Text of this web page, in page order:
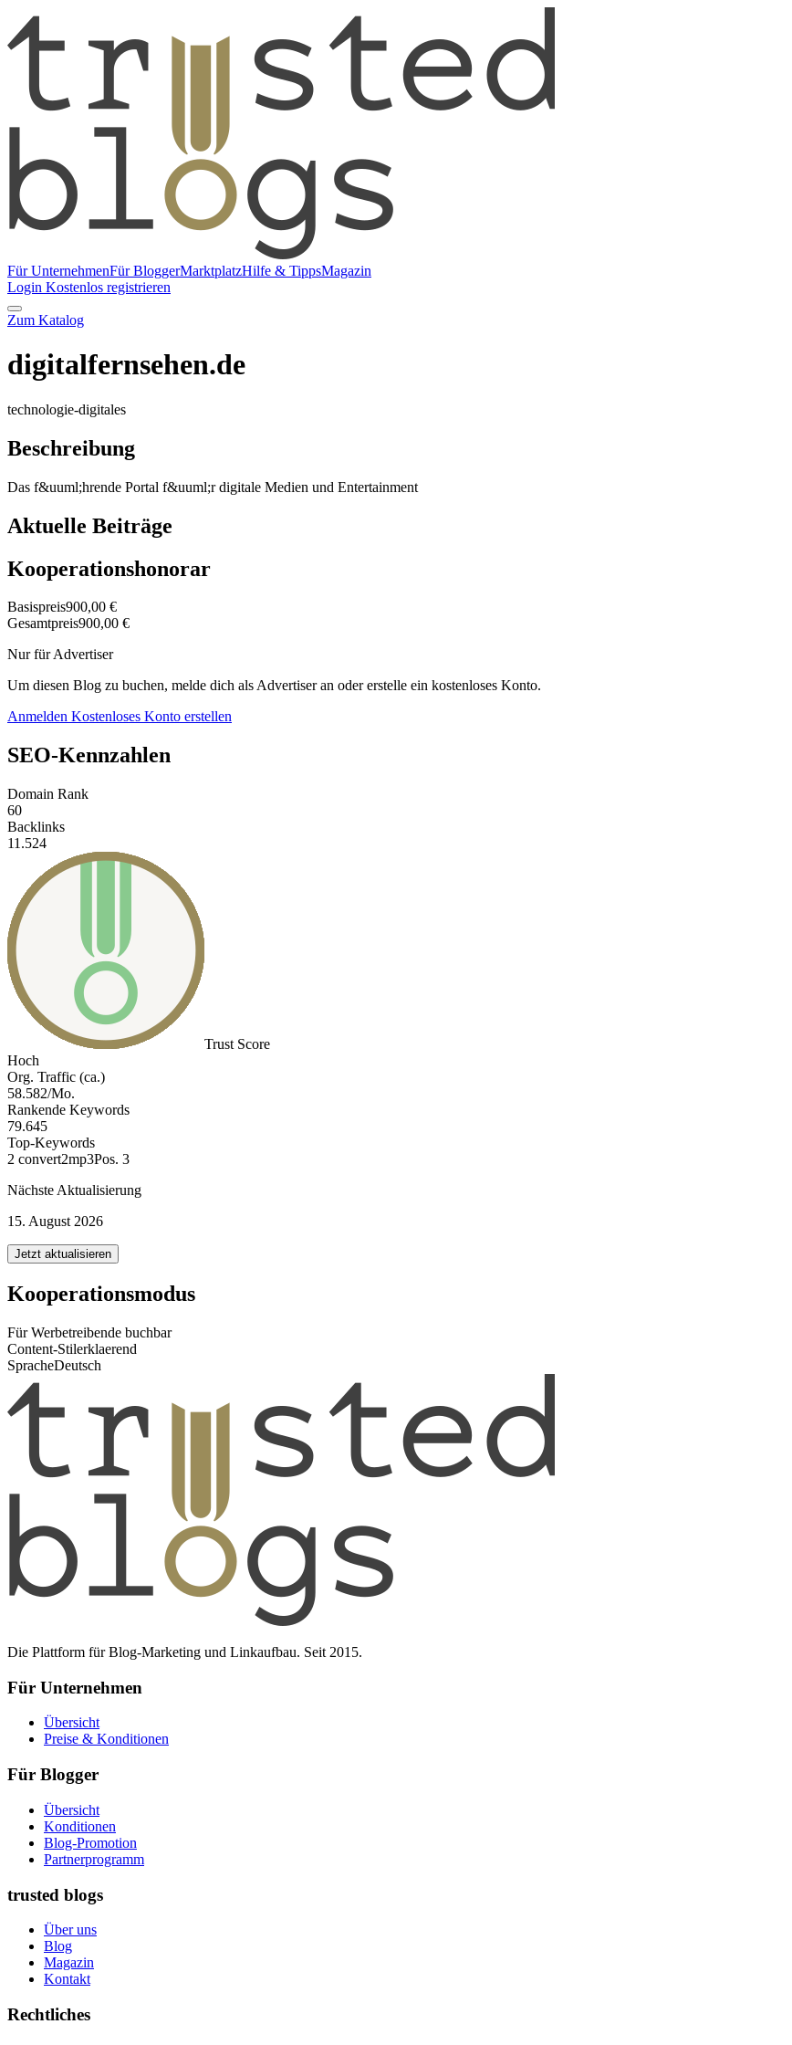
Für UnternehmenFür BloggerMarktplatzHilfe & TippsMagazin
Login Kostenlos registrieren
Zum Katalog
digitalfernsehen.de
technologie-digitales
Beschreibung
Das f&uuml;hrende Portal f&uuml;r digitale Medien und Entertainment
Aktuelle Beiträge
Kooperationshonorar
Basispreis900,00 €
Gesamtpreis900,00 €
Nur für Advertiser
Um diesen Blog zu buchen, melde dich als Advertiser an oder erstelle ein kostenloses Konto.
Anmelden Kostenloses Konto erstellen
SEO-Kennzahlen
Domain Rank
60
Backlinks
11.524
Trust Score
Hoch
Org. Traffic (ca.)
58.582/Mo.
Rankende Keywords
79.645
Top-Keywords
2 convert2mp3Pos. 3
Nächste Aktualisierung
15. August 2026
Jetzt aktualisieren
Kooperationsmodus
Für Werbetreibende buchbar
Content-Stilerklaerend
SpracheDeutsch
Die Plattform für Blog-Marketing und Linkaufbau. Seit 2015.
Für Unternehmen
Übersicht
Preise & Konditionen
Für Blogger
Übersicht
Konditionen
Blog-Promotion
Partnerprogramm
trusted blogs
Über uns
Blog
Magazin
Kontakt
Rechtliches